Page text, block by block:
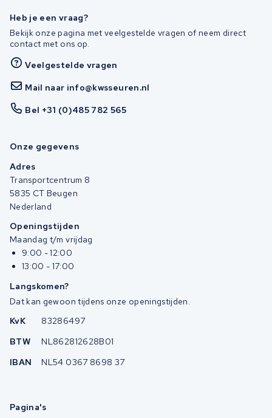
Heb je een vraag?
Bekijk onze pagina met veelgestelde vragen of neem direct
contact met ons op.
Veelgestelde vragen
Mail naar info@kwsseuren.nl
Bel +31 (0)485 782 565
Onze gegevens
Adres
Transportcentrum 8
5835 CT Beugen
Nederland
Openingstijden
Maandag t/m vrijdag
9:00 - 12:00
13:00 - 17:00
Langskomen?
Dat kan gewoon tijdens onze openingstijden.
KvK
83286497
BTW
NL862812628B01
IBAN
NL54 0367 8698 37
Pagina's